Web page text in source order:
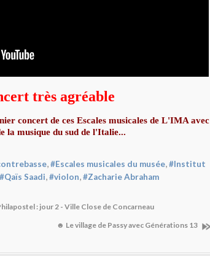
très agréable
concert de ces Escales musicales de L'IMA avec
la musique du sud de l'Italie...
,#Escales musicales du musée,#Institut
#Qaïs Saadi,#violon,#Zacharie Abraham
: jour 2 - Ville Close de Concarneau
☻ Le village de Passy avec Générations 13